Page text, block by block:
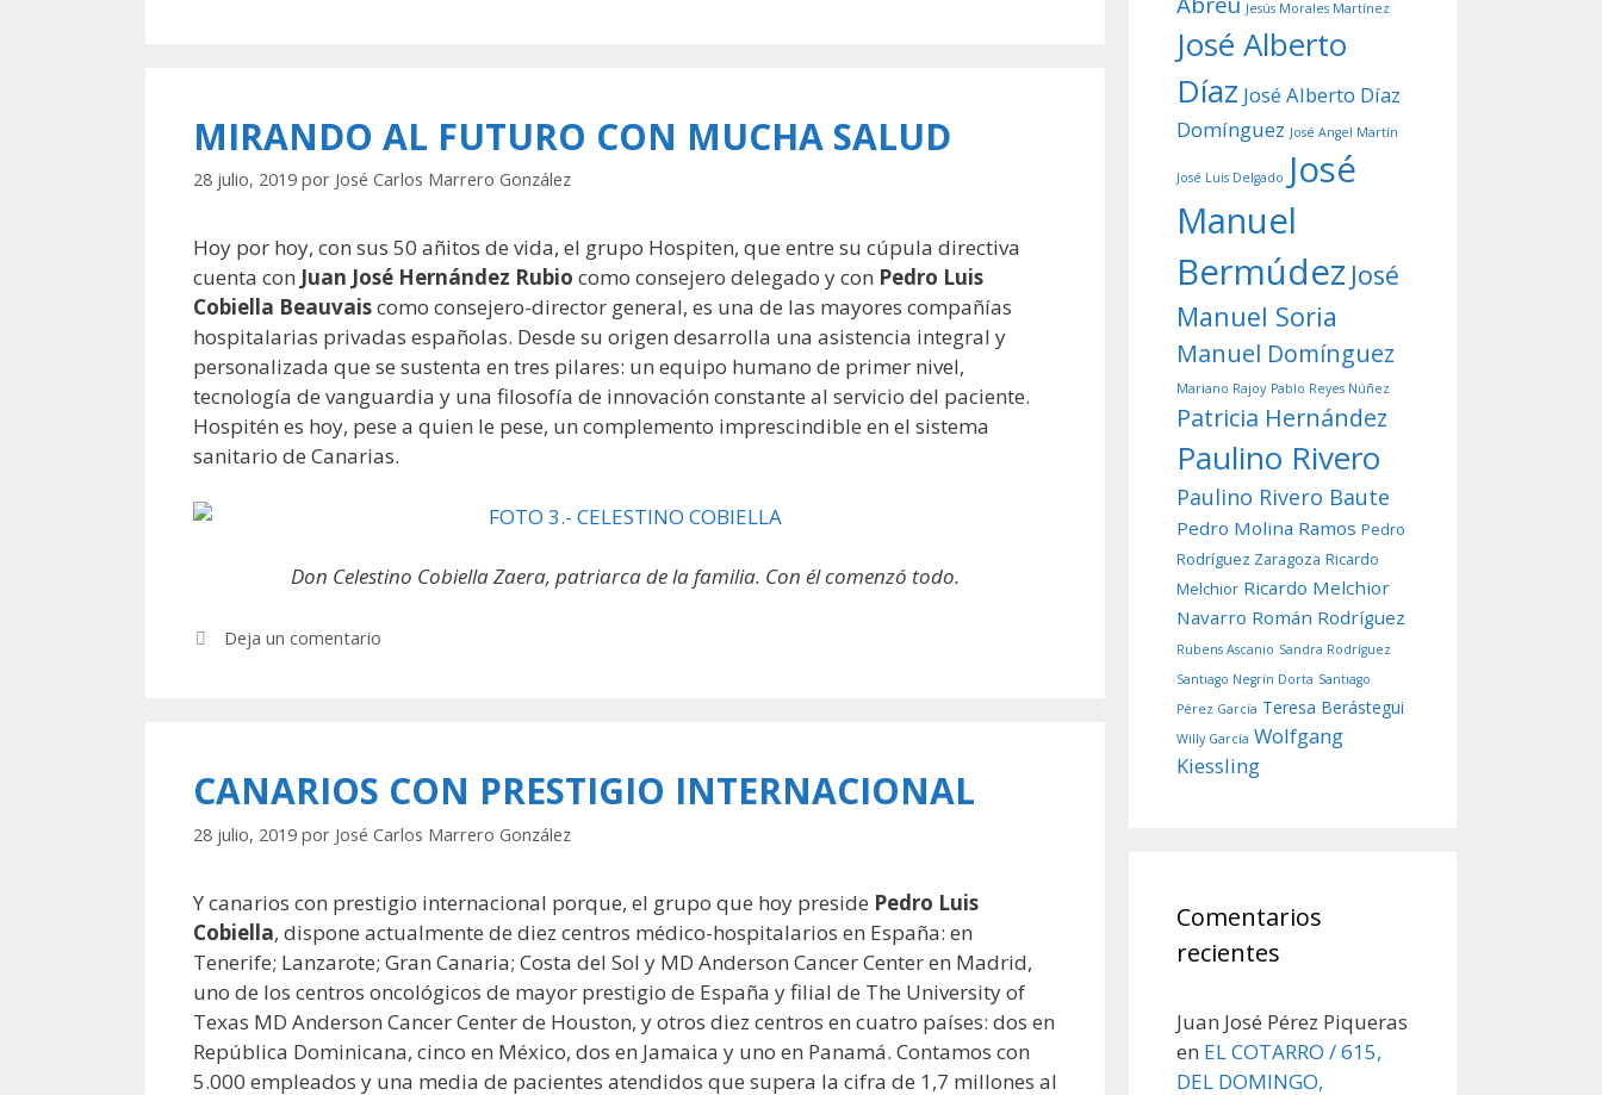
MIRANDO AL FUTURO CON MUCHA SALUD
28 julio, 2019 por José Carlos Marrero González
Hoy por hoy, con sus 50 añitos de vida, el grupo Hospiten, que entre su cúpula directiva
cuenta con Juan José Hernández Rubio como consejero delegado y con Pedro Luis
Cobiella Beauvaiscomo consejero-director general, es una de las mayores compañías
hospitalarias privadas españolas. Desde su origen desarrolla una asistencia integral y
personalizada que se sustenta en tres pilares: un equipo humano de primer nivel,
tecnología de vanguardia y una filosofía de innovación constante al servicio del paciente.
Hospitén es hoy, pese a quien le pese, un complemento imprescindible en el sistema
sanitario de Canarias.
Don Celestino Cobiella Zaera, patriarca de la familia. Con él comenzó todo.
Deja un comentario
CANARIOS CON PRESTIGIO INTERNACIONAL
28 julio, 2019 por José Carlos Marrero González
Y canarios con prestigio internacional porque, el grupo que hoy preside Pedro Luis
Cobiella, dispone actualmente de diez centros médico-hospitalarios en España: en
Tenerife; Lanzarote; Gran Canaria; Costa del Sol y MD Anderson Cancer Center en Madrid,
uno de los centros oncológicos de mayor prestigio de España y filial de The University of
Texas MD Anderson Cancer Center de Houston, y otros diez centros en cuatro países: dos en
República Dominicana, cinco en México, dos en Jamaica y uno en Panamá. Contamos con
5.000 empleados y una media de pacientes atendidos que supera la cifra de 1,7 millones al
Jesús Morales Martínez
José Alberto
Díaz José Alberto Díaz
Domínguez José Angel Martín
José Luis Delgado José
Manuel
Bermúdez José
Manuel Soria
Manuel Domínguez
Mariano Rajoy Pablo Reyes Núñez
Patricia Hernández
Paulino Rivero
Paulino Rivero Baute
Pedro Molina Ramos Pedro
Rodríguez Zaragoza Ricardo
Melchior Ricardo Melchior
Navarro Román Rodríguez
Rubens Ascanio Sandra Rodríguez
Santiago Negrín Dorta Santiago
Pérez García Teresa Berástegui
Willy García Wolfgang
Kiessling
Comentarios
recientes
Juan José Pérez Piqueras
en EL COTARRO / 615,
DEL DOMINGO,